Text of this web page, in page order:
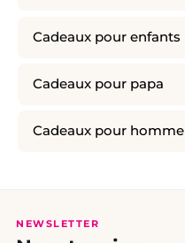
Cadeaux pour enfants
Cadeaux pour papa
Cadeaux pour homme
NEWSLETTER